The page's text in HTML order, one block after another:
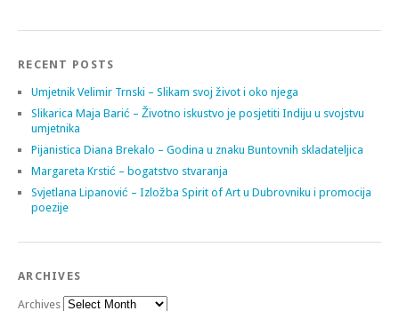
RECENT POSTS
Umjetnik Velimir Trnski – Slikam svoj život i oko njega
Slikarica Maja Barić – Životno iskustvo je posjetiti Indiju u svojstvu
umjetnika
Pijanistica Diana Brekalo – Godina u znaku Buntovnih skladateljica
Margareta Krstić – bogatstvo stvaranja
Svjetlana Lipanović – Izložba Spirit of Art u Dubrovniku i promocija
poezije
ARCHIVES
Archives